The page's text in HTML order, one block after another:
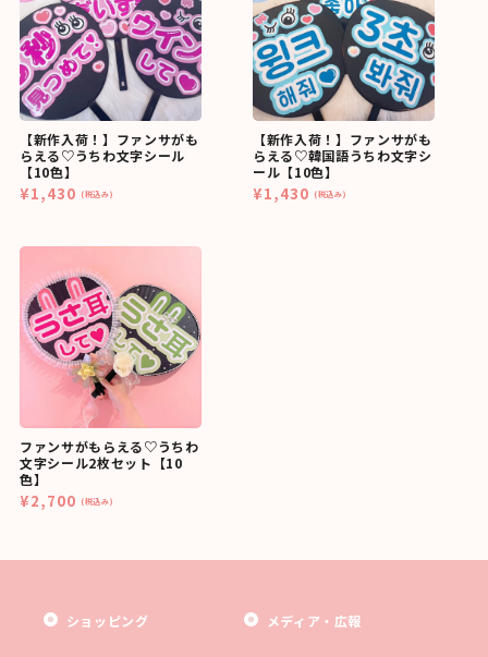
【新作入荷！】ファンサがも
らえる♡うちわ文字シール
【10色】
¥1,430 (税込み)
【新作入荷！】ファンサがも
らえる♡韓国語うちわ文字シ
ール【10色】
¥1,430 (税込み)
ファンサがもらえる♡うちわ
文字シール2枚セット【10
色】
¥2,700 (税込み)
ショッピング メディア・広報